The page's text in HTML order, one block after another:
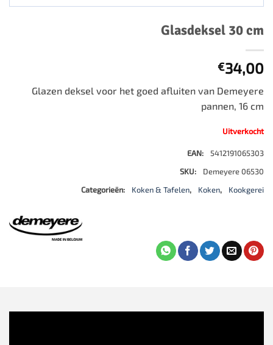
Glasdeksel 30 cm
€34,00
Glazen deksel voor het goed afluiten van Demeyere
pannen, 16 cm
Uitverkocht
EAN:
5412191065303
SKU:
Demeyere 06530
Categorieën:
Koken & Tafelen, Koken, Kookgerei